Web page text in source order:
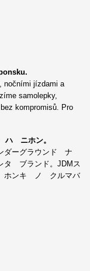
nočními jízdami a
samolepky,
kompromisů. Pro
ニホン。
ダーグラウンド ナ
ブランド。JDMス
ホンキ ノ クルマバ